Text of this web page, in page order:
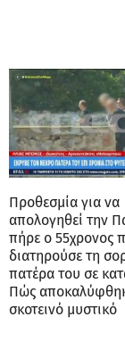
Προθεσμία για να
απολογηθεί την
πήρε ο 55χρονος
διατηρούσε τη
πατέρα του σε
Πώς
σκοτεινό μυστικό